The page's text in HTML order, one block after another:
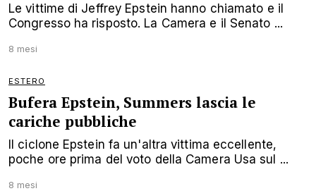
Le vittime di Jeffrey Epstein hanno chiamato e il
Congresso ha risposto. La Camera e il Senato ...
8 mesi
ESTERO
Bufera Epstein, Summers lascia le
cariche pubbliche
Il ciclone Epstein fa un'altra vittima eccellente,
poche ore prima del voto della Camera Usa sul ...
8 mesi